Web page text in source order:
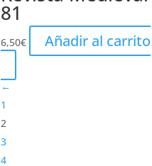
81
6,50€ Añadir al carrito
←
1
2
3
4